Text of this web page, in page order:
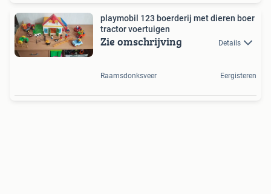
playmobil 123 boerderij met dieren boer
tractor voertuigen
Zie omschrijving Details
Raamsdonksveer Eergisteren